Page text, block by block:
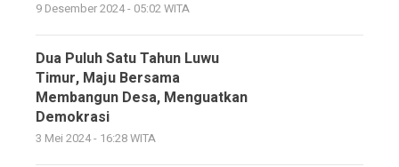
9 Desember 2024 - 05:02 WITA
Dua Puluh Satu Tahun Luwu
Timur, Maju Bersama
Membangun Desa, Menguatkan
Demokrasi
3 Mei 2024 - 16:28 WITA